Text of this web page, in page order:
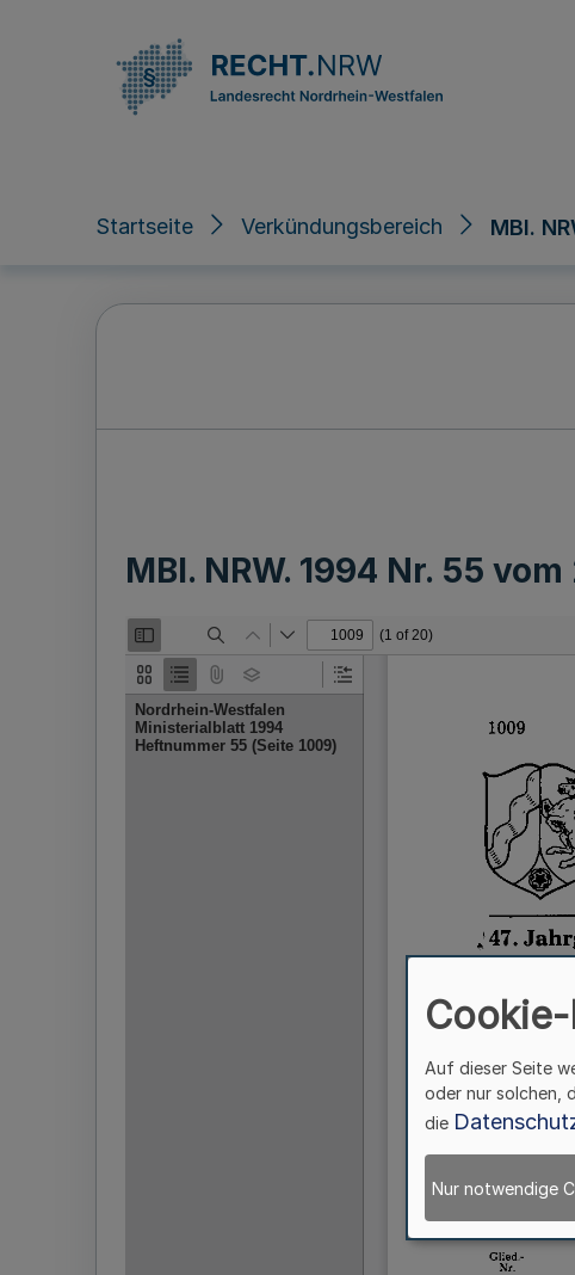
Startseite Verkündungsbereich MBl.
MBl. NRW. 1994 Nr. 55 vom
Auf dieser Seite
oder nur solchen,
die
Nur notwendige